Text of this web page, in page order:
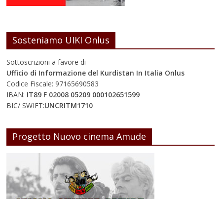
Sosteniamo UIKI Onlus
Sottoscrizioni a favore di
Ufficio di Informazione del Kurdistan In Italia Onlus
Codice Fiscale: 97165690583
IBAN: IT89 F 02008 05209 000102651599
BIC/ SWIFT:UNCRITM1710
Progetto Nuovo cinema Amude